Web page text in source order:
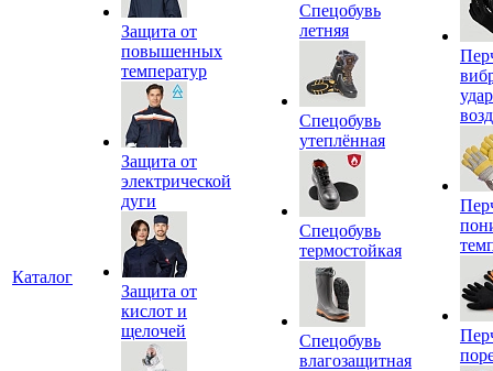
Каталог
Защита от
повышенных
температур
Защита от
электрической
дуги
Защита от
кислот и
щелочей
Спецобувь
летняя
Спецобувь
утеплённая
Спецобувь
термостойкая
Спецобувь
влагозащитная